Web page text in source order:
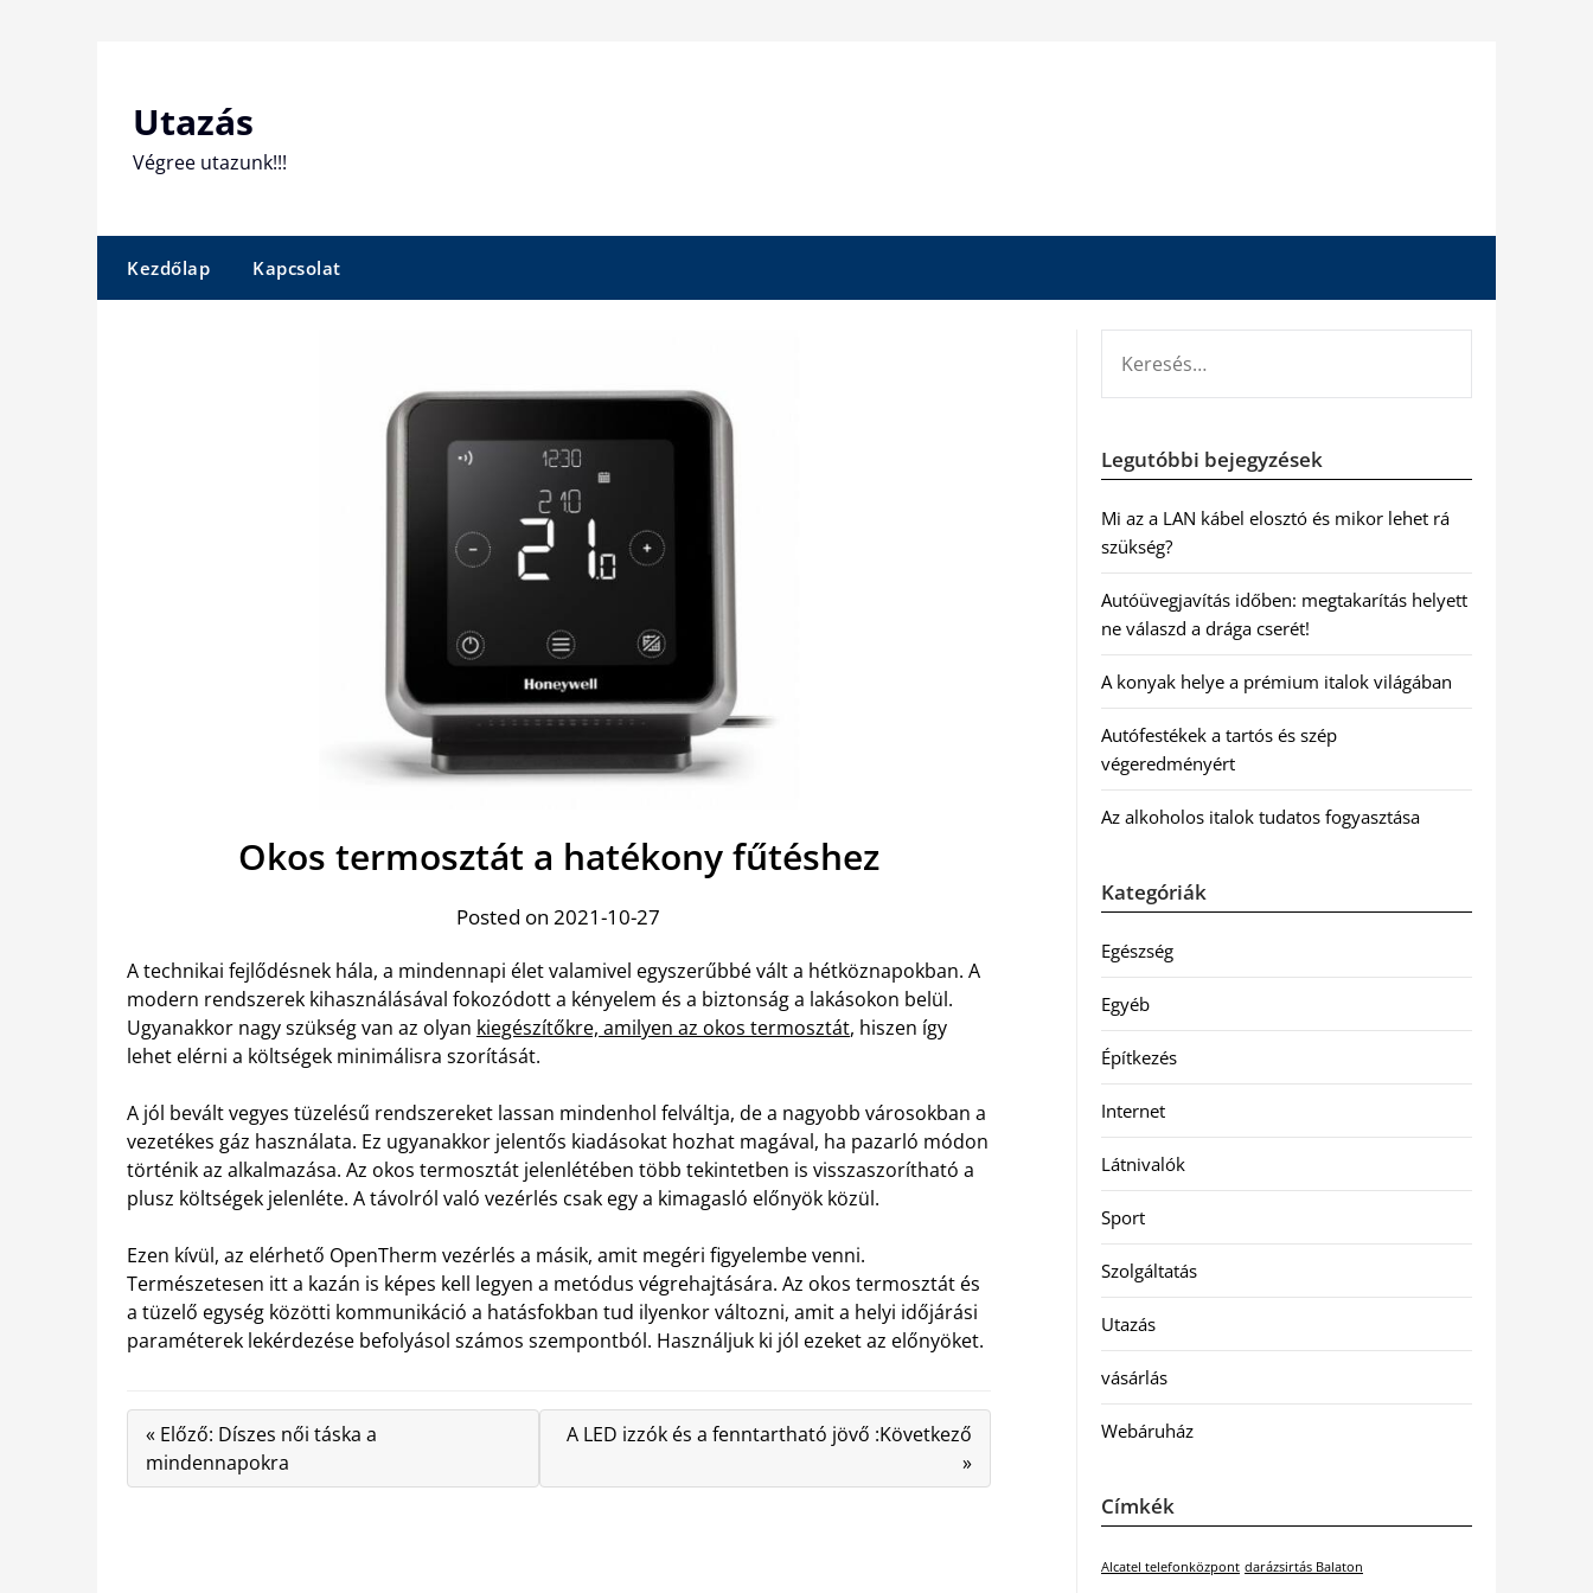
Utazás
Végree utazunk!!!
Kezdőlap Kapcsolat
Okos termosztát a hatékony fűtéshez
Posted on 2021-10-27
A technikai fejlődésnek hála, a mindennapi élet valamivel egyszerűbbé vált a hétköznapokban. A
modern rendszerek kihasználásával fokozódott a kényelem és a biztonság a lakásokon belül.
Ugyanakkor nagy szükség van az olyan kiegészítőkre, amilyen az okos termosztát, hiszen így
lehet elérni a költségek minimálisra szorítását.
A jól bevált vegyes tüzelésű rendszereket lassan mindenhol felváltja, de a nagyobb városokban a
vezetékes gáz használata. Ez ugyanakkor jelentős kiadásokat hozhat magával, ha pazarló módon
történik az alkalmazása. Az okos termosztát jelenlétében több tekintetben is visszaszorítható a
plusz költségek jelenléte. A távolról való vezérlés csak egy a kimagasló előnyök közül.
Ezen kívül, az elérhető OpenTherm vezérlés a másik, amit megéri figyelembe venni.
Természetesen itt a kazán is képes kell legyen a metódus végrehajtására. Az okos termosztát és
a tüzelő egység közötti kommunikáció a hatásfokban tud ilyenkor változni, amit a helyi időjárási
paraméterek lekérdezése befolyásol számos szempontból. Használjuk ki jól ezeket az előnyöket.
« Előző: Díszes női táska a
mindennapokra
A LED izzók és a fenntartható jövő :Következő
»
Legutóbbi bejegyzések
Mi az a LAN kábel elosztó és mikor lehet rá
szükség?
Autóüvegjavítás időben: megtakarítás helyett
ne válaszd a drága cserét!
A konyak helye a prémium italok világában
Autófestékek a tartós és szép
végeredményért
Az alkoholos italok tudatos fogyasztása
Kategóriák
Egészség
Egyéb
Építkezés
Internet
Látnivalók
Sport
Szolgáltatás
Utazás
vásárlás
Webáruház
Címkék
Alcatel telefonközpont darázsirtás Balaton